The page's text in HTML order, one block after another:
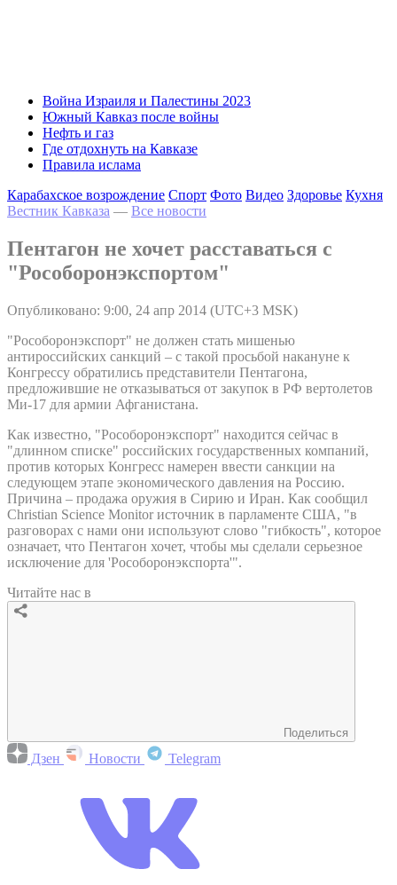
Война Израиля и Палестины 2023
Южный Кавказ после войны
Нефть и газ
Где отдохнуть на Кавказе
Правила ислама
Карабахское возрождение Спорт Фото Видео Здоровье Кухня
Вестник Кавказа — Все новости
Пентагон не хочет расставаться с
"Рособоронэкспортом"
Опубликовано: 9:00, 24 апр 2014 (UTC+3 MSK)
"Рособоронэкспорт" не должен стать мишенью
антироссийских санкций – с такой просьбой накануне к
Конгрессу обратились представители Пентагона,
предложившие не отказываться от закупок в РФ вертолетов
Ми-17 для армии Афганистана.
Как известно, "Рособоронэкспорт" находится сейчас в
"длинном списке" российских государственных компаний,
против которых Конгресс намерен ввести санкции на
следующем этапе экономического давления на Россию.
Причина – продажа оружия в Сирию и Иран. Как сообщил
Christian Science Monitor источник в парламенте США, "в
разговорах с нами они используют слово "гибкость", которое
означает, что Пентагон хочет, чтобы мы сделали серьезное
исключение для 'Рособоронэкспорта'".
Читайте нас в
Поделиться
Дзен Новости Telegram